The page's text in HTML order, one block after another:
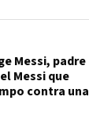
Messi, padre
Messi que
contra una